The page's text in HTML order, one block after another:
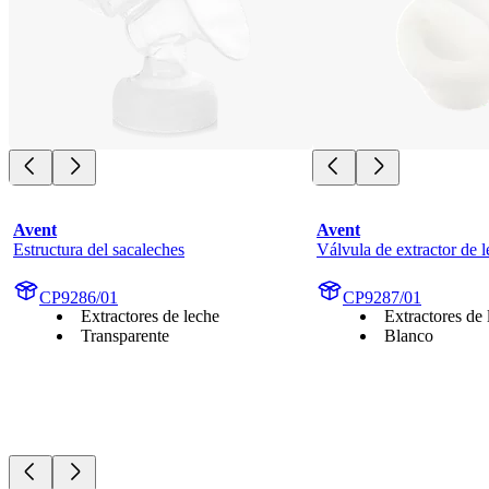
Avent
Estructura del sacaleches
CP9286/01
Extractores de leche
Transparente
Avent
Válvula de extractor de
CP9287/01
Extractores de
Blanco